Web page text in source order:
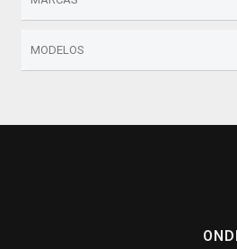
MODELOS